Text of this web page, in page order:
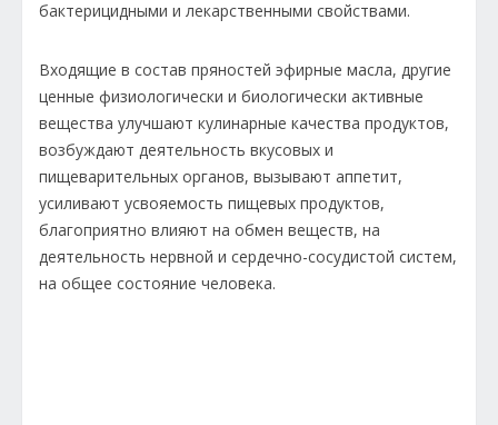
бактерицидными и лекарственными свойствами.
Входящие в состав пряностей эфирные масла, другие
ценные физиологически и биологически активные
вещества улучшают кулинарные качества продуктов,
возбуждают деятельность вкусовых и
пищеварительных органов, вызывают аппетит,
усиливают усвояемость пищевых продуктов,
благоприятно влияют на обмен веществ, на
деятельность нервной и сердечно-сосудистой систем,
на общее состояние человека.